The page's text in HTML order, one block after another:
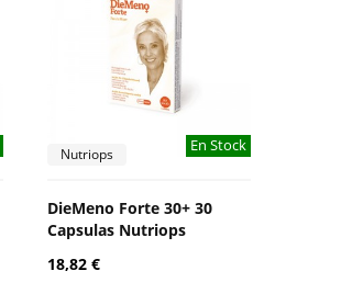
En Stock
Nutriops
DieMeno Forte 30+ 30
Capsulas Nutriops
18,82 €